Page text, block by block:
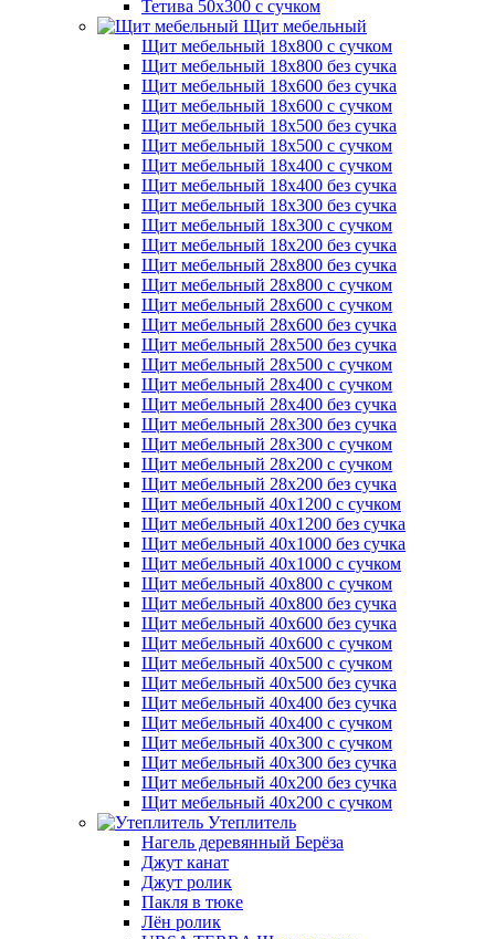
Тетива 50х300 с сучком
Щит мебельный
Щит мебельный 18х800 с сучком
Щит мебельный 18х800 без сучка
Щит мебельный 18х600 без сучка
Щит мебельный 18х600 с сучком
Щит мебельный 18х500 без сучка
Щит мебельный 18х500 с сучком
Щит мебельный 18х400 с сучком
Щит мебельный 18х400 без сучка
Щит мебельный 18х300 без сучка
Щит мебельный 18х300 с сучком
Щит мебельный 18х200 без сучка
Щит мебельный 28х800 без сучка
Щит мебельный 28х800 с сучком
Щит мебельный 28х600 с сучком
Щит мебельный 28х600 без сучка
Щит мебельный 28х500 без сучка
Щит мебельный 28х500 с сучком
Щит мебельный 28х400 с сучком
Щит мебельный 28х400 без сучка
Щит мебельный 28х300 без сучка
Щит мебельный 28х300 с сучком
Щит мебельный 28х200 с сучком
Щит мебельный 28х200 без сучка
Щит мебельный 40х1200 с сучком
Щит мебельный 40х1200 без сучка
Щит мебельный 40х1000 без сучка
Щит мебельный 40х1000 с сучком
Щит мебельный 40х800 с сучком
Щит мебельный 40х800 без сучка
Щит мебельный 40х600 без сучка
Щит мебельный 40х600 с сучком
Щит мебельный 40х500 с сучком
Щит мебельный 40х500 без сучка
Щит мебельный 40х400 без сучка
Щит мебельный 40х400 с сучком
Щит мебельный 40х300 с сучком
Щит мебельный 40х300 без сучка
Щит мебельный 40х200 без сучка
Щит мебельный 40х200 с сучком
Утеплитель
Нагель деревянный Берёза
Джут канат
Джут ролик
Пакля в тюке
Лён ролик